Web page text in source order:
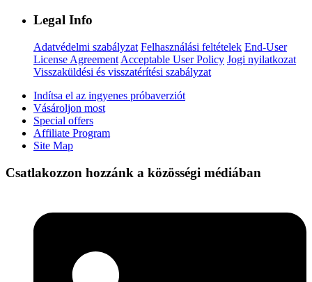
Legal Info
Adatvédelmi szabályzat Felhasználási feltételek End-User
License Agreement Acceptable User Policy Jogi nyilatkozat
Visszaküldési és visszatérítési szabályzat
Indítsa el az ingyenes próbaverziót
Vásároljon most
Special offers
Affiliate Program
Site Map
Csatlakozzon hozzánk a közösségi médiában